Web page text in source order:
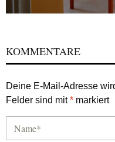
KOMMENTARE
Deine E-Mail-Adresse
Felder sind mit* markiert